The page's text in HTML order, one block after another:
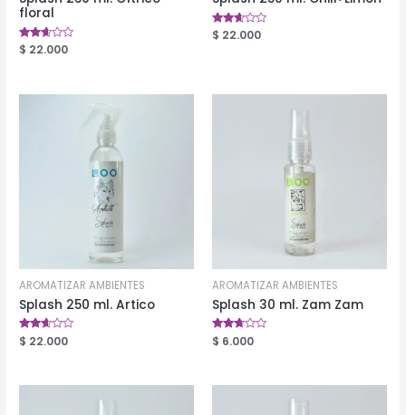
floral
Valorado
en
$ 22.000
Valorado
en
$ 22.000
AROMATIZAR AMBIENTES
Splash 250 ml. Artico
Valorado
en
$ 22.000
AROMATIZAR AMBIENTES
Splash 30 ml. Zam Zam
Valorado
en
$ 6.000